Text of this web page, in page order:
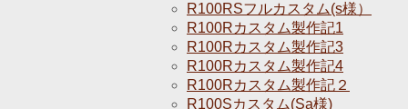
R100RSフルカスタム(s様）
R100Rカスタム製作記1
R100Rカスタム製作記3
R100Rカスタム製作記4
R100Rカスタム製作記２
R100Sカスタム(Sa様)